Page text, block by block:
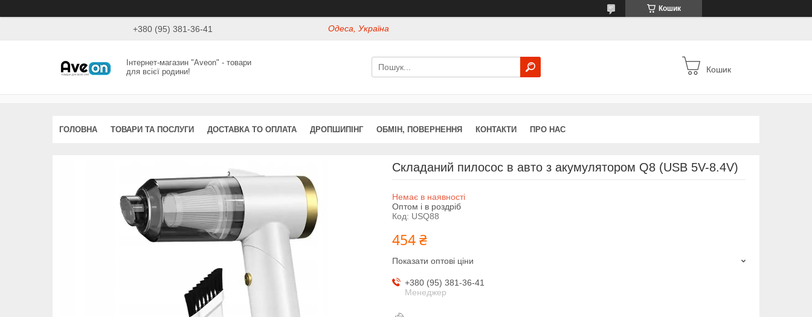
Кошик
+380 (95) 381-36-41 Одеса, Україна
Інтернет-магазин "Aveon" - товари
для всієї родини!
Кошик
ГОЛОВНА ТОВАРИ ТА ПОСЛУГИ ДОСТАВКА ТО ОПЛАТА ДРОПШИПІНГ ОБМІН, ПОВЕРНЕННЯ КОНТАКТИ ПРО НАС
Складаний пилосос в авто з акумулятором Q8 (USB 5V-8.4V)
Немає в наявності
Оптом і в роздріб
Код: USQ88
454 ₴
Показати оптові ціни
+380 (95) 381-36-41
Менеджер